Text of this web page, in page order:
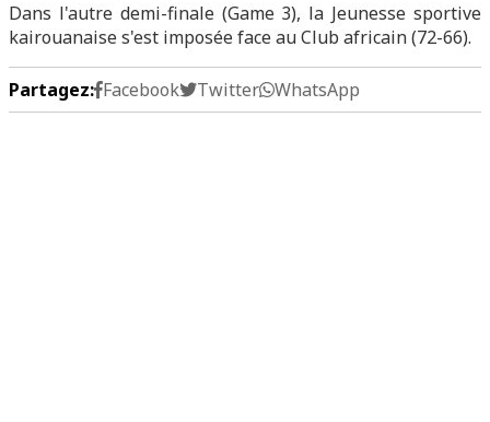
Dans l'autre demi-finale (Game 3), la Jeunesse sportive
kairouanaise s'est imposée face au Club africain (72-66).
Partagez: Facebook Twitter WhatsApp